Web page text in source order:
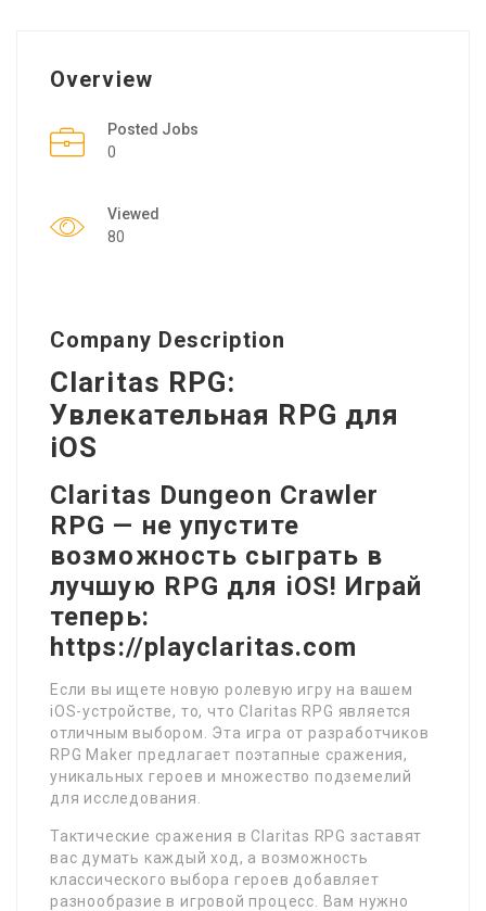
Overview
Posted Jobs
0
Viewed
80
Company Description
Claritas RPG:
Увлекательная RPG для
iOS
Claritas Dungeon Crawler
RPG — не упустите
возможность сыграть в
лучшую RPG для iOS! Играй
теперь:
https://playclaritas.com
Если вы ищете новую ролевую игру на вашем
iOS-устройстве, то, что Claritas RPG является
отличным выбором. Эта игра от разработчиков
RPG Maker предлагает поэтапные сражения,
уникальных героев и множество подземелий
для исследования.
Тактические сражения в Claritas RPG заставят
вас думать каждый ход, а возможность
классического выбора героев добавляет
разнообразие в игровой процесс. Вам нужно